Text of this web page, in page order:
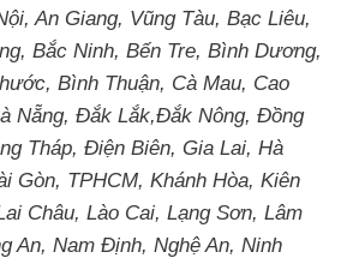
An Giang, Vũng Tàu, Bạc Liêu,
Bắc Ninh, Bến Tre, Bình Dương,
Bình Thuận, Cà Mau, Cao
Nẵng, Đắk Lắk,Đắk Nông, Đồng
Tháp, Điện Biên, Gia Lai, Hà
Gòn, TPHCM, Khánh Hòa, Kiên
Châu, Lào Cai, Lạng Sơn, Lâm
An, Nam Định, Nghệ An, Ninh